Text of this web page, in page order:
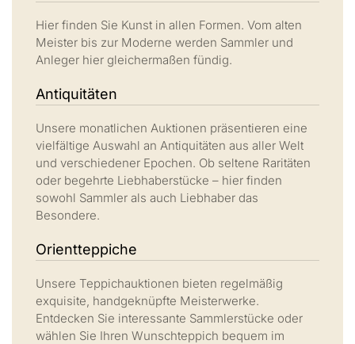
Hier finden Sie Kunst in allen Formen. Vom alten
Meister bis zur Moderne werden Sammler und
Anleger hier gleichermaßen fündig.
Antiquitäten
Unsere monatlichen Auktionen präsentieren eine
vielfältige Auswahl an Antiquitäten aus aller Welt
und verschiedener Epochen. Ob seltene Raritäten
oder begehrte Liebhaberstücke – hier finden
sowohl Sammler als auch Liebhaber das
Besondere.
Orientteppiche
Unsere Teppichauktionen bieten regelmäßig
exquisite, handgeknüpfte Meisterwerke.
Entdecken Sie interessante Sammlerstücke oder
wählen Sie Ihren Wunschteppich bequem im